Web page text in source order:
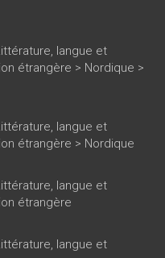
langue et
étrangère > Nordique >
langue et
étrangère > Nordique
langue et
étrangère
langue et